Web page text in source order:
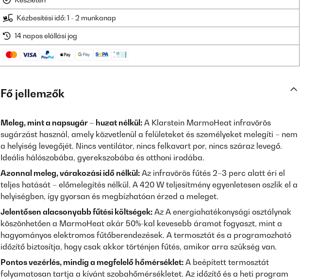
Kézbesítési idő: 1 - 2 munkanap
14 napos elállási jog
Fő jellemzők
Meleg, mint a napsugár – huzat nélkül: A Klarstein MarmoHeat infravörös
sugárzást használ, amely közvetlenül a felületeket és személyeket melegíti – nem
a helyiség levegőjét. Nincs ventilátor, nincs felkavart por, nincs száraz levegő.
Ideális hálószobába, gyerekszobába és otthoni irodába.
Azonnal meleg, várakozási idő nélkül: Az infravörös fűtés 2–3 perc alatt éri el
teljes hatását – előmelegítés nélkül. A 420 W teljesítmény egyenletesen oszlik el a
helyiségben, így gyorsan és megbízhatóan érzed a meleget.
Jelentősen alacsonyabb fűtési költségek: Az A energiahatékonysági osztálynak
köszönhetően a MarmoHeat akár 50%-kal kevesebb áramot fogyaszt, mint a
hagyományos elektromos fűtőberendezések. A termosztát és a programozható
időzítő biztosítja, hogy csak akkor történjen fűtés, amikor arra szükség van.
Pontos vezérlés, mindig a megfelelő hőmérséklet: A beépített termosztát
folyamatosan tartja a kívánt szobahőmérsékletet. Az időzítő és a heti program